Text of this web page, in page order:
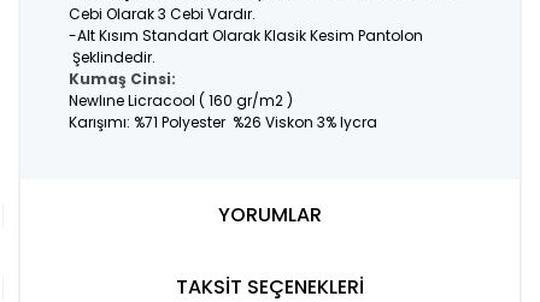
Cebi Olarak 3 Cebi Vardır.
-Alt Kısım Standart Olarak Klasik Kesim Pantolon
Şeklindedir.
Kumaş Cinsi:
Newlıne Licracool ( 160 gr/m2 )
Karışımı: %71 Polyester %26 Viskon 3% lycra
YORUMLAR
TAKSİT SEÇENEKLERİ